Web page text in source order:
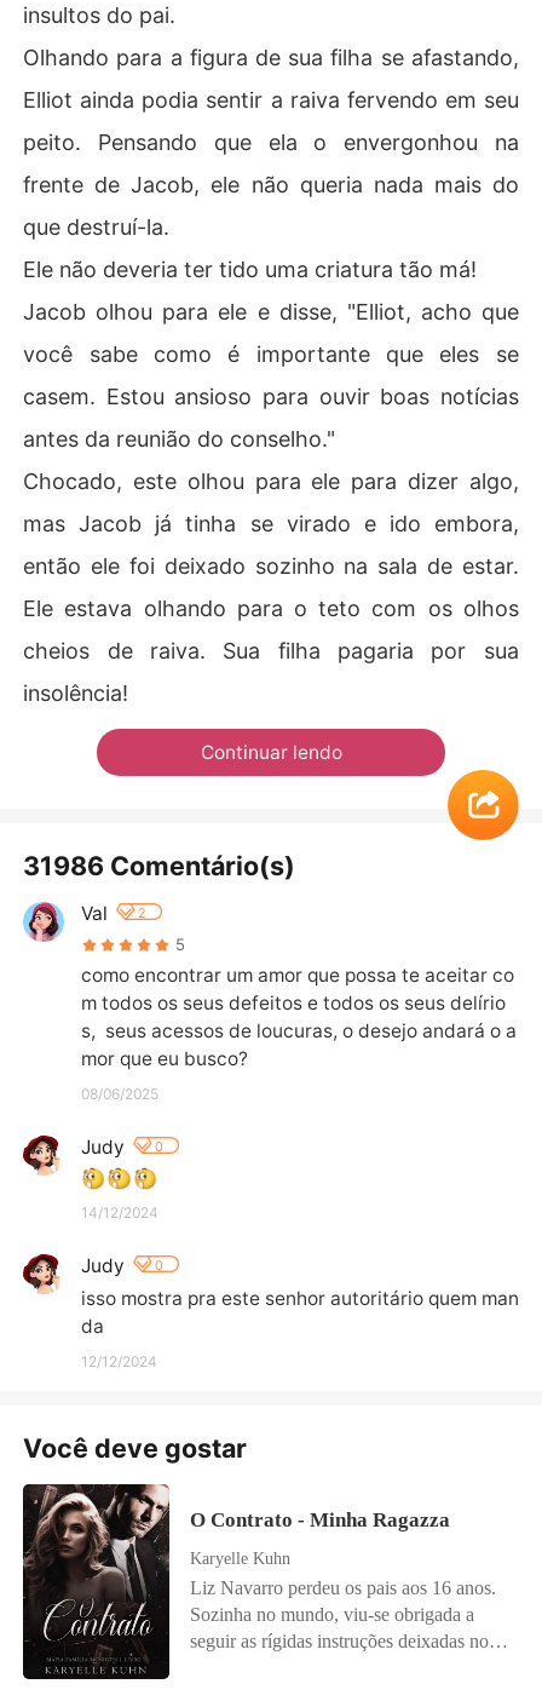
insultos do pai.
Olhando para a figura de sua filha se afastando,
Elliot ainda podia sentir a raiva fervendo em seu
peito. Pensando que ela o envergonhou na
frente de Jacob, ele não queria nada mais do
que destruí-la.
Ele não deveria ter tido uma criatura tão má!
Jacob olhou para ele e disse, "Elliot, acho que
você sabe como é importante que eles se
casem. Estou ansioso para ouvir boas notícias
antes da reunião do conselho."
Chocado, este olhou para ele para dizer algo,
mas Jacob já tinha se virado e ido embora,
então ele foi deixado sozinho na sala de estar.
Ele estava olhando para o teto com os olhos
cheios de raiva. Sua filha pagaria por sua
insolência!
Continuar lendo
31986 Comentário(s)
Val 2
5
como encontrar um amor que possa te aceitar co
m todos os seus defeitos e todos os seus delírio
s,  seus acessos de loucuras, o desejo andará o a
mor que eu busco?
08/06/2025
Judy 0
14/12/2024
Judy 0
isso mostra pra este senhor autoritário quem man
da
12/12/2024
Você deve gostar
O Contrato - Minha Ragazza
Karyelle Kuhn
Liz Navarro perdeu os pais aos 16 anos.
Sozinha no mundo, viu-se obrigada a
seguir as rígidas instruções deixadas no